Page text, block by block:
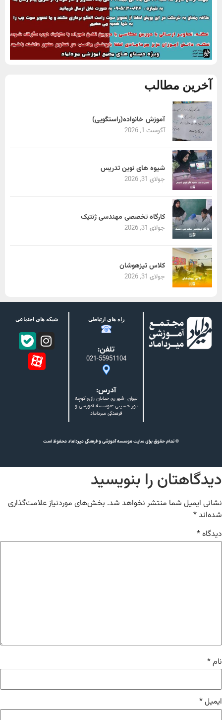
آخرین مطالب
آموزش خانواده(راستگویی)
آگوست 1, 2026
شیوه های نوین تدریس
جولای 31, 2026
کارگاه تخصصی مهندسی ژنتیک
جولای 31, 2026
کلاس تیزهوشان
جولای 31, 2026
راه های ارتباطی
تلفن:
021-55951104
آدرس:
تهران -شهرری-خیابان رازی-کوچه
پور حسینی -موسسه آموزشی و
فرهنگی میرداماد
شبکه های اجتماعی
© تمام حقوق برای سایت موسسه آموزشی و فرهنگی میرداماد محفوظ است
دیدگاهتان را بنویسید
نشانی ایمیل شما منتشر نخواهد شد. بخش‌های موردنیاز علامت‌گذاری
شده‌اند*
دیدگاه*
نام*
ایمیل*